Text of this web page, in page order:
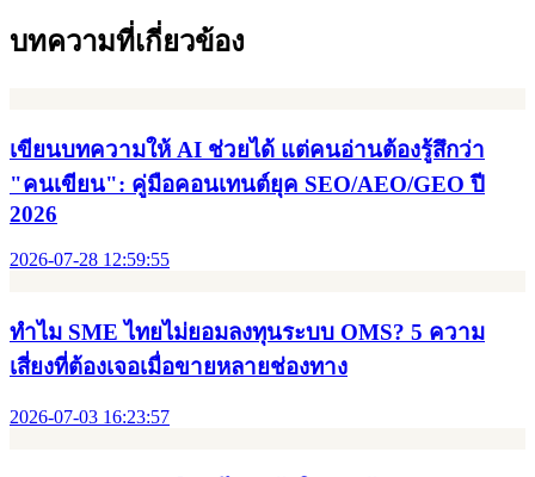
เขียนบทความให้ AI ช่วยได้ แต่คนอ่านต้องรู้สึกว่า "คนเขียน":